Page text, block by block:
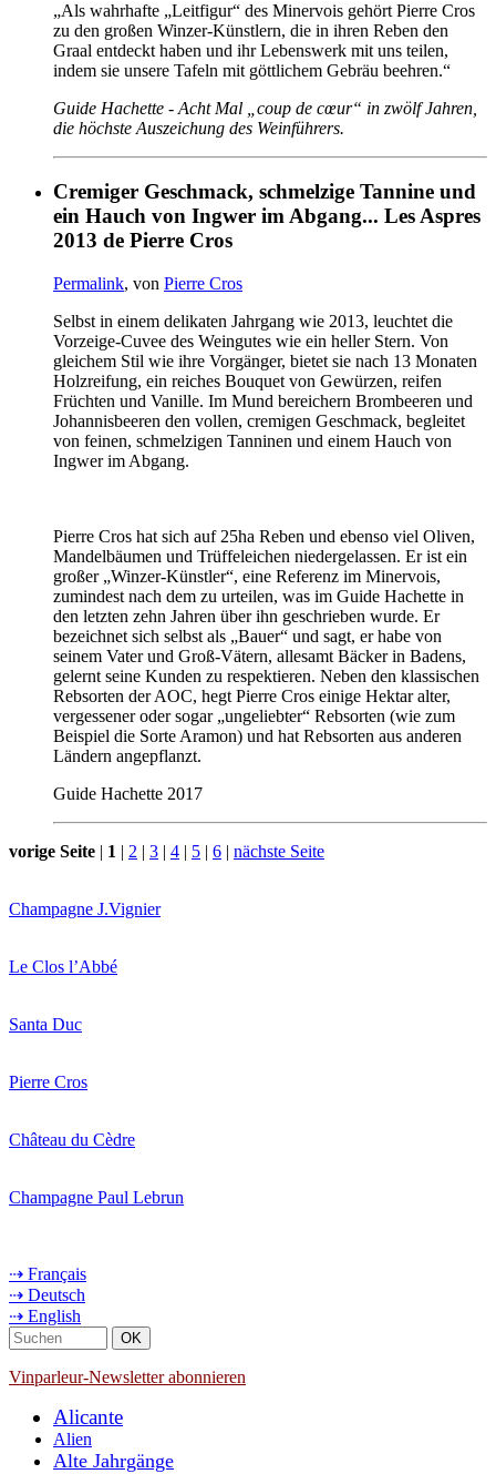
„Als wahrhafte „Leitfigur“ des Minervois gehört Pierre Cros
zu den großen Winzer-Künstlern, die in ihren Reben den
Graal entdeckt haben und ihr Lebenswerk mit uns teilen,
indem sie unsere Tafeln mit göttlichem Gebräu beehren.“
Guide Hachette - Acht Mal „coup de cœur“ in zwölf Jahren,
die höchste Auszeichung des Weinführers.
Cremiger Geschmack, schmelzige Tannine und
ein Hauch von Ingwer im Abgang... Les Aspres
2013 de Pierre Cros
Permalink, von Pierre Cros
Selbst in einem delikaten Jahrgang wie 2013, leuchtet die
Vorzeige-Cuvee des Weingutes wie ein heller Stern. Von
gleichem Stil wie ihre Vorgänger, bietet sie nach 13 Monaten
Holzreifung, ein reiches Bouquet von Gewürzen, reifen
Früchten und Vanille. Im Mund bereichern Brombeeren und
Johannisbeeren den vollen, cremigen Geschmack, begleitet
von feinen, schmelzigen Tanninen und einem Hauch von
Ingwer im Abgang.
Pierre Cros hat sich auf 25ha Reben und ebenso viel Oliven,
Mandelbäumen und Trüffeleichen niedergelassen. Er ist ein
großer „Winzer-Künstler“, eine Referenz im Minervois,
zumindest nach dem zu urteilen, was im Guide Hachette in
den letzten zehn Jahren über ihn geschrieben wurde. Er
bezeichnet sich selbst als „Bauer“ und sagt, er habe von
seinem Vater und Groß-Vätern, allesamt Bäcker in Badens,
gelernt seine Kunden zu respektieren. Neben den klassischen
Rebsorten der AOC, hegt Pierre Cros einige Hektar alter,
vergessener oder sogar „ungeliebter“ Rebsorten (wie zum
Beispiel die Sorte Aramon) und hat Rebsorten aus anderen
Ländern angepflanzt.
Guide Hachette 2017
vorige Seite | 1 | 2 | 3 | 4 | 5 | 6 | nächste Seite
Champagne J.Vignier
Le Clos l’Abbé
Santa Duc
Pierre Cros
Château du Cèdre
Champagne Paul Lebrun
⇢ Français
⇢ Deutsch
⇢ English
Vinparleur-Newsletter abonnieren
Alicante
Alien
Alte Jahrgänge